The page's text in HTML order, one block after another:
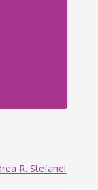
R. Stefanel